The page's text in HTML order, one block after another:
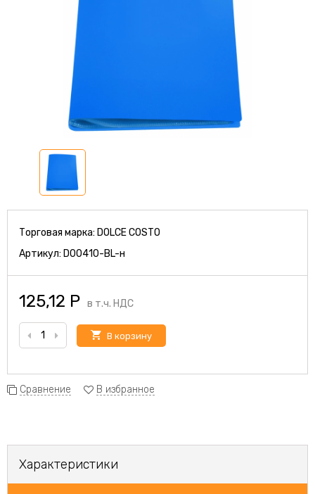
Торговая марка: DOLCE COSTO
Артикул: D00410-BL-н
125,12 Р в т.ч. НДС
В корзину
Сравнение В избранное
Характеристики